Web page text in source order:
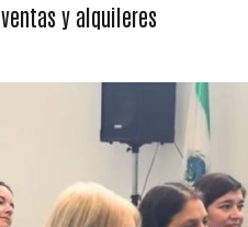
ventas y alquileres